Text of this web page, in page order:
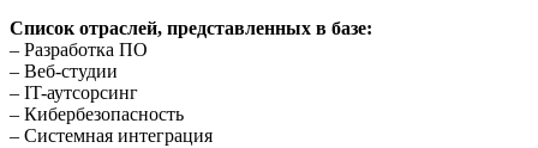
Список отраслей, представленных в базе:
– Разработка ПО
– Веб-студии
– IT-аутсорсинг
– Кибербезопасность
– Системная интеграция